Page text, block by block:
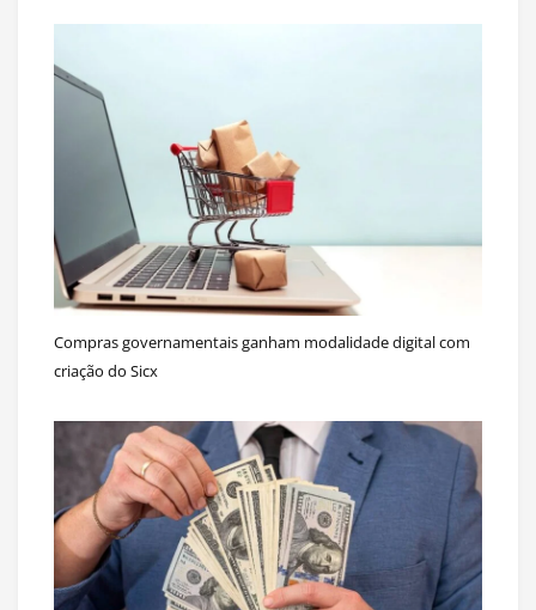
Compras governamentais ganham modalidade digital com
criação do Sicx